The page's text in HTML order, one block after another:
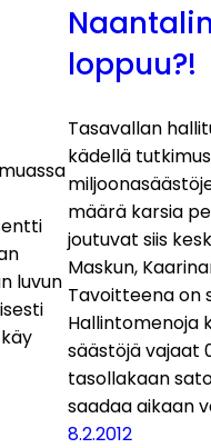
luvun
loppuu?!
Tasavallan
kädellä
määrä karsia
joutuvat siis
Maskun,
Tavoitteena on
Hallintomenoja
säästöjä vajaat
tasollakaan
saadaa aikaan
8.2.2012